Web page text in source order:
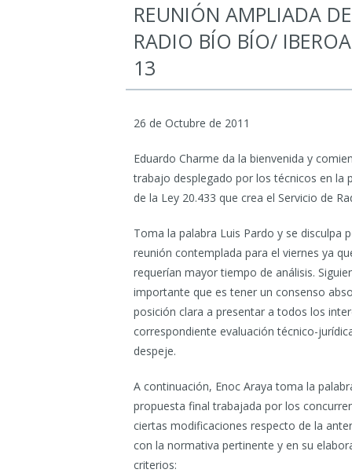
REUNIÓN AMPLIADA
RADIO BÍO BÍO/
13
26 de Octubre de 2011
Eduardo Charme da la bienvenida y
trabajo desplegado por los técnicos en la
de la Ley 20.433 que crea el Servicio de
Toma la palabra Luis Pardo y se disculpa
reunión contemplada para el viernes ya
requerían mayor tiempo de análisis.
importante que es tener un consenso
posición clara a presentar a todos los
correspondiente evaluación técnico-
despeje.
A continuación, Enoc Araya toma la
propuesta final trabajada por los
ciertas modificaciones respecto de la
con la normativa pertinente y en su
criterios: